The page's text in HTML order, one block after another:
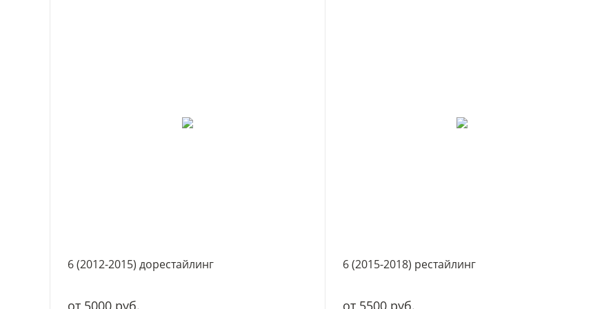
6 (2012-2015) дорестайлинг
от 5000 руб.
6 (2015-2018) рестайлинг
от 5500 руб.